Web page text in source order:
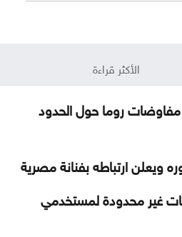
الأكثر قراءة
روما حول الحدود
ويعلن ارتباطه بفنانة مصرية
غير محدودة لمستخدمي